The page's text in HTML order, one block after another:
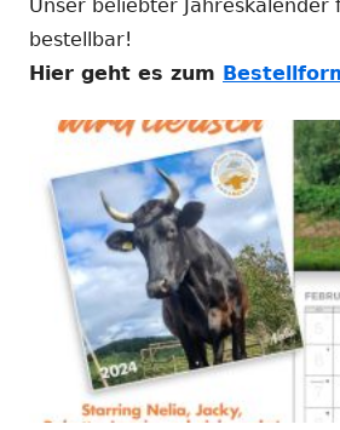
Unser beliebter Jahreskalender
bestellbar!
Hier geht es zum